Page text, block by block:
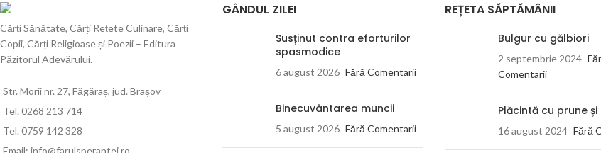
Cărți Sănătate, Cărți Rețete Culinare, Cărți
Copii, Cărți Religioase și Poezii – Editura
Păzitorul Adevărului.
Str. Morii nr. 27, Făgăraș, jud. Brașov
Tel. 0268 213 714
Tel. 0759 142 328
Email: info@farulsperantei.ro
GÂNDUL ZILEI
Susținut contra eforturilor
spasmodice
6 august 2026 Fără Comentarii
Binecuvântarea muncii
5 august 2026 Fără Comentarii
REȚETA SĂPTĂMÂNII
Bulgur cu gălbiori
2 septembrie 2024
Comentarii
Plăcintă cu prune și
16 august 2024 Fără